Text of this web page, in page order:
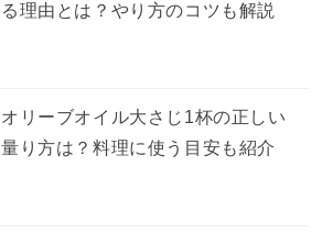
る理由とは？やり方のコツも解説
オリーブオイル大さじ1杯の正しい
量り方は？料理に使う目安も紹介